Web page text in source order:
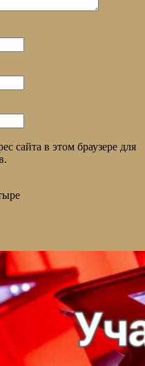
сайта в этом браузере для